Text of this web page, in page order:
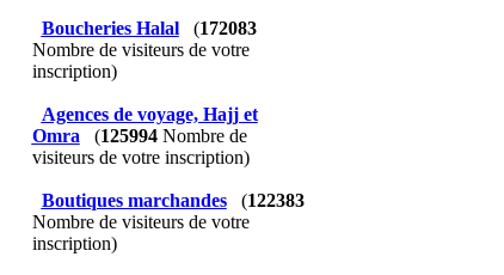
Boucheries Halal (172083
Nombre de visiteurs de votre
inscription)
Agences de voyage, Hajj et
Omra
(125994Nombre de
visiteurs de votre inscription)
Boutiques marchandes (122383
Nombre de visiteurs de votre
inscription)